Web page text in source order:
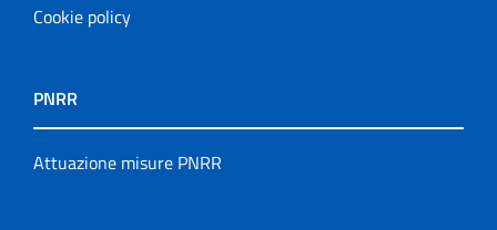
Cookie policy
PNRR
Attuazione misure PNRR